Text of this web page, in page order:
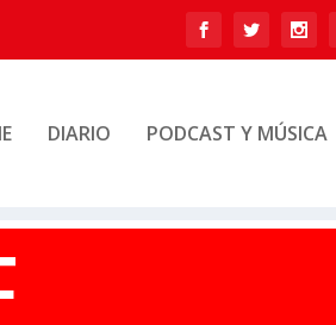
DIARIO PODCAST Y MÚSICA